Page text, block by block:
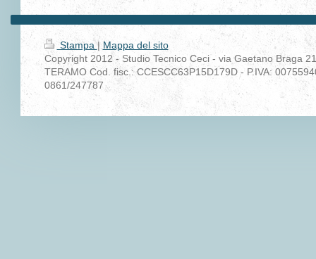
Stampa| Mappa del sito
Copyright 2012 - Studio Tecnico Ceci - via Gaetano Braga
TERAMO Cod. fisc.: CCESCC63P15D179D - P.IVA:
0861/247787